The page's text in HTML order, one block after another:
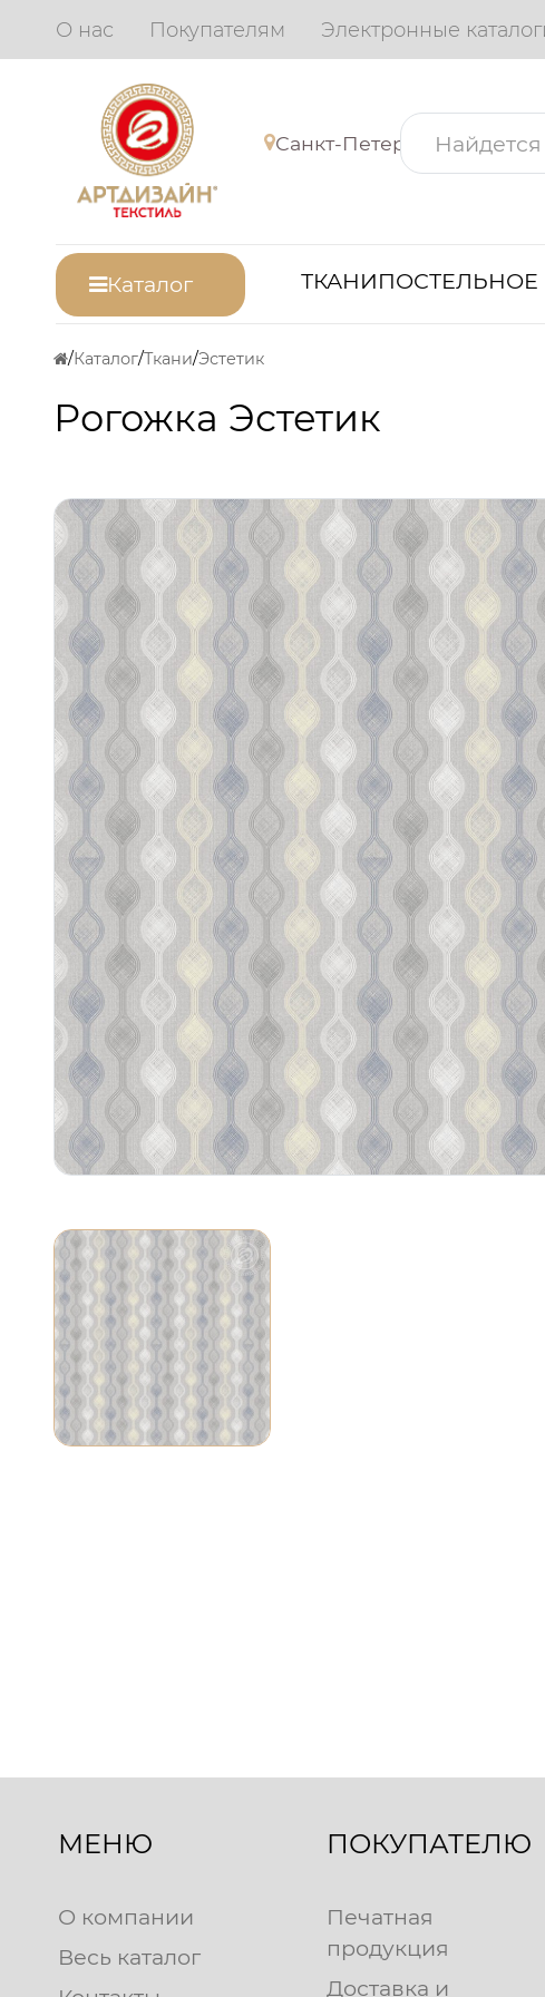
О нас Покупателям Электронные
Санкт-Петербург
Каталог ТКАНИПОСТЕЛЬНОЕ
Каталог Ткани Эстетик
Рогожка Эстетик
МЕНЮ
О компании
Весь каталог
ПОКУПАТЕЛЮ
Печатная
продукция
Доставка и